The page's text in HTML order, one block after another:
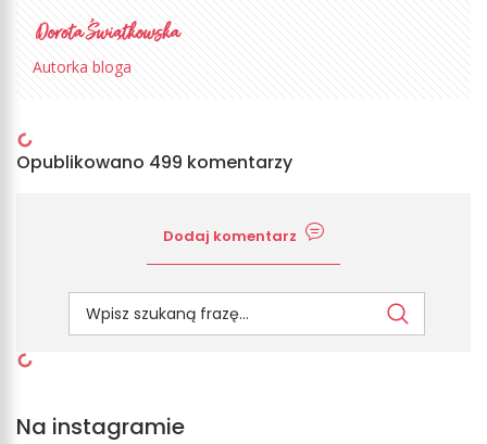
Autorka bloga
Opublikowano 499 komentarzy
Dodaj komentarz
Na instagramie